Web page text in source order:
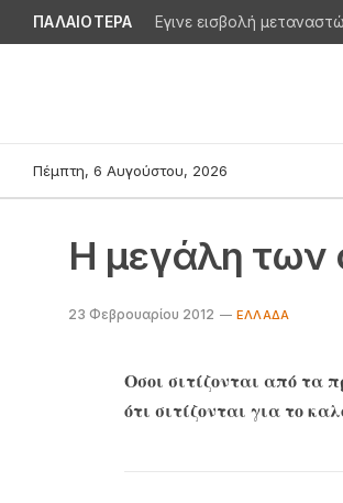
ΠΑΛΑΙΟΤΕΡΑ Εγινε εισβολή
Πέμπτη, 6 Αυγούστου, 2026
Η μεγάλη των
23 Φεβρουαρίου 2012 EΛΛΆΔΑ
Οσοι σιτίζονται από τα
ότι σιτίζονται για το